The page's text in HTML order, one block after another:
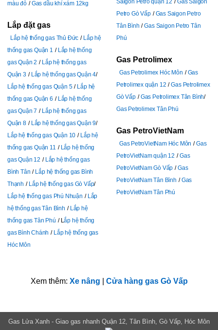
màu đỏ
Gas dầu khí xám 12kg
Lắp đặt gas
Lắp hệ thống gas Thủ Đức
Lắp hệ
thống gas Quận 1
Lắp hệ thống
gas Quận 2
Lắp hệ thống gas
Quận 3
Lắp hệ thống gas Quận 4
Lắp hệ thống gas Quận 5
Lắp hệ
thống gas Quận 6
Lắp hệ thống
gas Quận 7
Lắp hệ thống gas
Quận 8
Lắp hệ thống gas Quận 9
Lắp hệ thống gas Quận 10
Lắp hệ
thống gas Quận 11
Lắp hệ thống
gas Quận 12
Lắp hệ thống gas
Bình Tân
Lắp hệ thống gas Bình
Thạnh
Lắp hệ thống gas Gò Vấp
Lắp hệ thống gas Phú Nhuận
Lắp
hệ thống gas Tân Bình
Lắp hệ
thống gas Tân Phú
Lắp hệ thống
gas Bình Chánh
Lắp hệ thống gas
Hóc Môn
Saigon Petro quận 12
Gas Saigon
Petro Gò Vấp
Gas Saigon Petro
Tân Bình
Gas Saigon Petro Tân
Phú
Gas Petrolimex
Gas Petrolimex Hóc Môn
Gas
Petrolimex quận 12
Gas Petrolimex
Gò Vấp
Gas Petrolimex Tân Bình
Gas Petrolimex Tân Phú
Gas PetroVietNam
Gas PetroVietNam Hóc Môn
Gas
PetroVietNam quận 12
Gas
PetroVietNam Gò Vấp
Gas
PetroVietNam Tân Bình
Gas
PetroVietNam Tân Phú
Xem thêm: Xe nâng Cửa hàng gas Gò Vấp
Gas Lửa Xanh - Giao gas nhanh Quận 12, Tân Bình, Gò Vấp, Hóc Môn